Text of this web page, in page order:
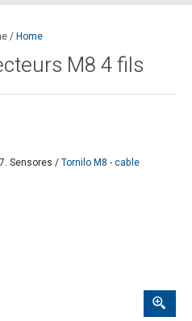
/Home
M8 4 fils
Sensores /Tornilo M8 - cable